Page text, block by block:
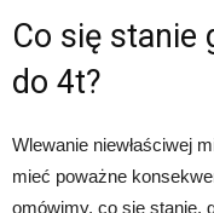
Co się stanie
do 4t?
Wlewanie niewłaściwej
mieć poważne
omówimy, co się stanie,